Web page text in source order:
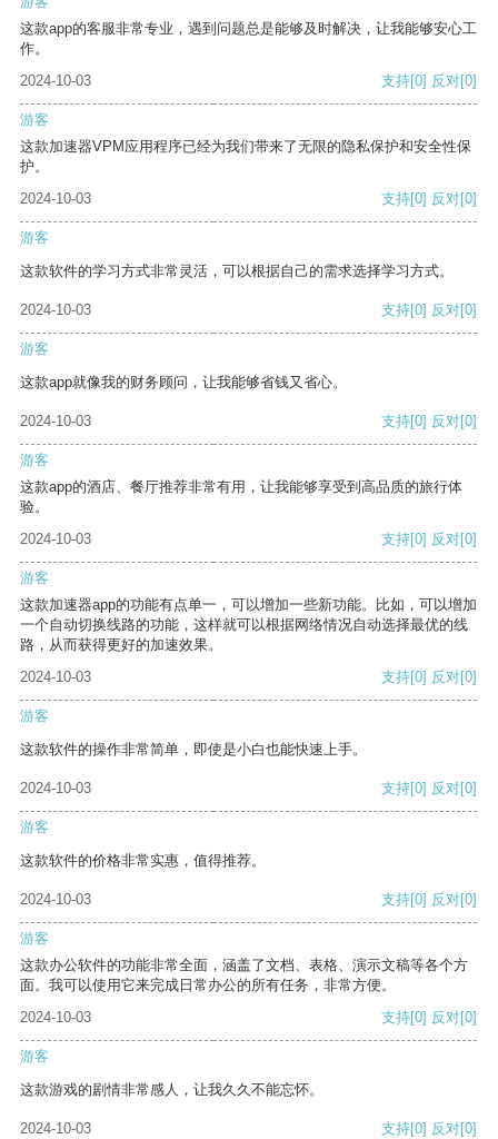
这款app的客服非常专业，遇到问题总是能够及时解决，让我能够安心工
作。
2024-10-03
支持[0] 反对[0]
游客
这款加速器VPM应用程序已经为我们带来了无限的隐私保护和安全性保
护。
2024-10-03
支持[0] 反对[0]
游客
这款软件的学习方式非常灵活，可以根据自己的需求选择学习方式。
2024-10-03 支持[0] 反对[0]
游客
这款app就像我的财务顾问，让我能够省钱又省心。
2024-10-03 支持[0] 反对[0]
游客
这款app的酒店、餐厅推荐非常有用，让我能够享受到高品质的旅行体
验。
2024-10-03
支持[0] 反对[0]
游客
这款加速器app的功能有点单一，可以增加一些新功能。比如，可以增加
一个自动切换线路的功能，这样就可以根据网络情况自动选择最优的线
路，从而获得更好的加速效果。
2024-10-03
支持[0] 反对[0]
游客
这款软件的操作非常简单，即使是小白也能快速上手。
2024-10-03 支持[0] 反对[0]
游客
这款软件的价格非常实惠，值得推荐。
2024-10-03 支持[0] 反对[0]
游客
这款办公软件的功能非常全面，涵盖了文档、表格、演示文稿等各个方
面。我可以使用它来完成日常办公的所有任务，非常方便。
2024-10-03
支持[0] 反对[0]
游客
这款游戏的剧情非常感人，让我久久不能忘怀。
2024-10-03 支持[0] 反对[0]